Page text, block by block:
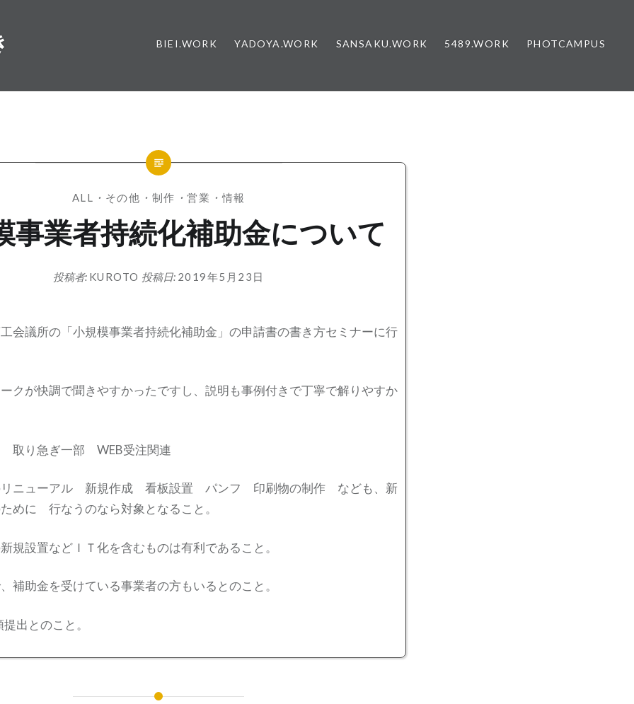
BIEI.WORK YADOYA.WORK SANSAKU.WORK 5489.WORK PHOTCAMPUS
ALL ・ その他 ・ 制作 ・ 営業 ・情報
事業者持続化補助金について
投稿者: KUROTO 投稿日: 2019年5月23日
会議所の「小規模事業者持続化補助金」の申請書の書き方セミナーに行
クが快調で聞きやすかったですし、説明も事例付きで丁寧で解りやすか
取り急ぎ一部 WEB受注関連
リニューアル 新規作成 看板設置 パンフ 印刷物の制作 なども、新
めに 行なうのなら対象となること。
規設置などＩＴ化を含むものは有利であること。
補助金を受けている事業者の方もいるとのこと。
出とのこと。